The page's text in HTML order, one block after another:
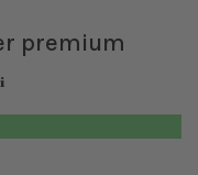
premium